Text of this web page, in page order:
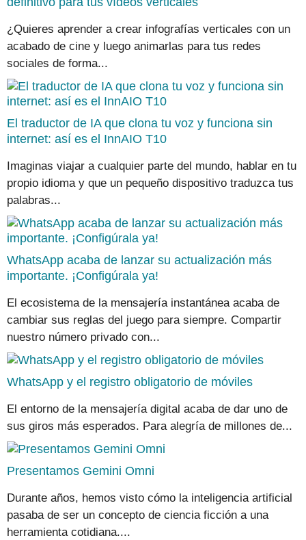
¿Quieres aprender a crear infografías verticales con un
acabado de cine y luego animarlas para tus redes
sociales de forma...
El traductor de IA que clona tu voz y funciona sin
internet: así es el InnAIO T10
Imaginas viajar a cualquier parte del mundo, hablar en tu
propio idioma y que un pequeño dispositivo traduzca tus
palabras...
WhatsApp acaba de lanzar su actualización más
importante. ¡Configúrala ya!
El ecosistema de la mensajería instantánea acaba de
cambiar sus reglas del juego para siempre. Compartir
nuestro número privado con...
WhatsApp y el registro obligatorio de móviles
El entorno de la mensajería digital acaba de dar uno de
sus giros más esperados. Para alegría de millones de...
Presentamos Gemini Omni
Durante años, hemos visto cómo la inteligencia artificial
pasaba de ser un concepto de ciencia ficción a una
herramienta cotidiana....